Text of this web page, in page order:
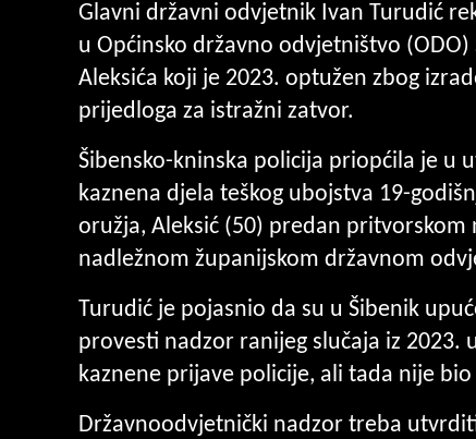
Glavni državni odvjetnik Ivan Turudić
u Općinsko državno odvjetništvo
Aleksića koji je 2023. optužen zbog
prijedloga za istražni zatvor.
Šibensko-kninska policija priopćila je u
kaznena djela teškog ubojstva 19-
oružja, Aleksić (50) predan
nadležnom županijskom državnom
Turudić je pojasnio da su u Šibenik
provesti nadzor ranijeg slučaja iz 2023.
kaznene prijave policije, ali tada nije
Državnoodvjetnički nadzor treba